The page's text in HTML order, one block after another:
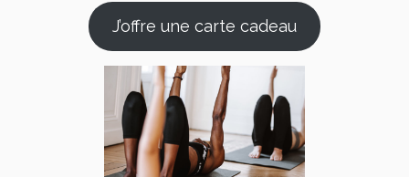
J’offre une carte cadeau